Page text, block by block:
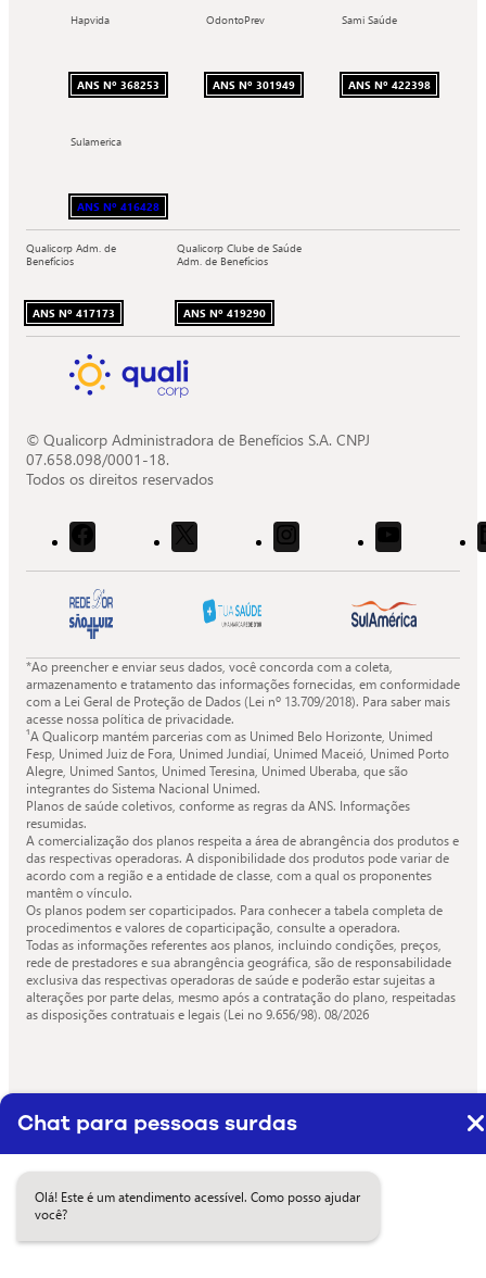
Hapvida
ANS Nº 368253
OdontoPrev
ANS Nº 301949
Sami Saúde
ANS Nº 422398
Sulamerica
ANS Nº 416428
Qualicorp Adm. de
Benefícios
ANS Nº 417173
Qualicorp Clube de Saúde
Adm. de Benefícios
ANS Nº 419290
© Qualicorp Administradora de Benefícios S.A. CNPJ
07.658.098/0001-18.
Todos os direitos reservados
Acessar
o
Facebook
da
Quali.
Acessar
o
X
Quali.
Acessar
o
Instagram
Acessar
o
Youtube
Quali.
*Ao preencher e enviar seus dados, você concorda com a coleta,
armazenamento e tratamento das informações fornecidas, em conformidade
com a Lei Geral de Proteção de Dados (Lei nº 13.709/2018). Para saber mais
acesse nossa política de privacidade.
¹A Qualicorp mantém parcerias com as Unimed Belo Horizonte, Unimed
Fesp, Unimed Juiz de Fora, Unimed Jundiaí, Unimed Maceió, Unimed Porto
Alegre, Unimed Santos, Unimed Teresina, Unimed Uberaba, que são
integrantes do Sistema Nacional Unimed.
Planos de saúde coletivos, conforme as regras da ANS. Informações
resumidas.
A comercialização dos planos respeita a área de abrangência dos produtos e
das respectivas operadoras. A disponibilidade dos produtos pode variar de
acordo com a região e a entidade de classe, com a qual os proponentes
mantêm o vínculo.
Os planos podem ser coparticipados. Para conhecer a tabela completa de
procedimentos e valores de coparticipação, consulte a operadora.
Todas as informações referentes aos planos, incluindo condições, preços,
rede de prestadores e sua abrangência geográfica, são de responsabilidade
exclusiva das respectivas operadoras de saúde e poderão estar sujeitas a
alterações por parte delas, mesmo após a contratação do plano, respeitadas
as disposições contratuais e legais (Lei no 9.656/98). 08/2026
Chat para pessoas surdas
Olá! Este é um atendimento acessível. Como posso ajudar
você?